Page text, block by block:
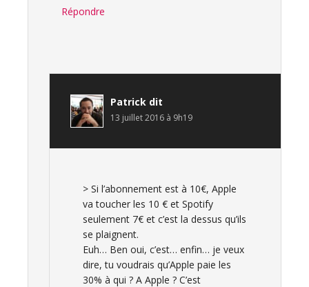
Répondre
Patrick dit
13 juillet 2016 à 9h19
> Si l’abonnement est à 10€, Apple
va toucher les 10 € et Spotify
seulement 7€ et c’est la dessus qu’ils
se plaignent.
Euh… Ben oui, c’est… enfin… je veux
dire, tu voudrais qu’Apple paie les
30% à qui ? A Apple ? C’est